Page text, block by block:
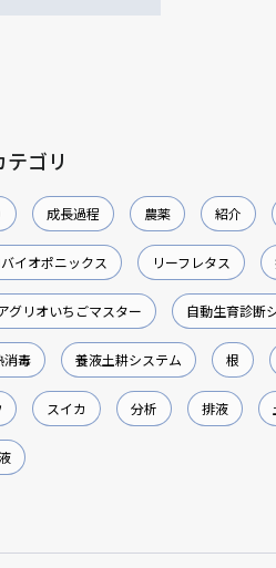
テゴリ
成長過程 農薬 紹介
イオポニックス リーフレタス
グリオいちごマスター 自動生育診断
消毒 養液土耕システム 根
スイカ 分析 排液